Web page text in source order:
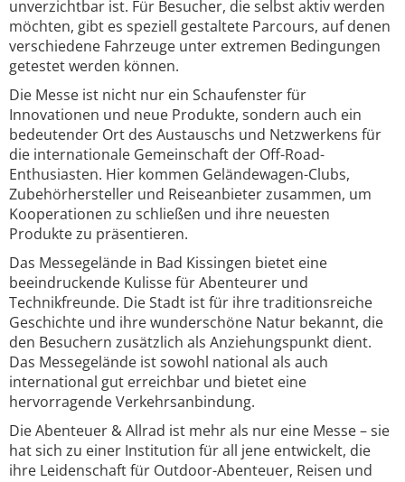
unverzichtbar ist. Für Besucher, die selbst aktiv werden
möchten, gibt es speziell gestaltete Parcours, auf denen
verschiedene Fahrzeuge unter extremen Bedingungen
getestet werden können.
Die Messe ist nicht nur ein Schaufenster für
Innovationen und neue Produkte, sondern auch ein
bedeutender Ort des Austauschs und Netzwerkens für
die internationale Gemeinschaft der Off-Road-
Enthusiasten. Hier kommen Geländewagen-Clubs,
Zubehörhersteller und Reiseanbieter zusammen, um
Kooperationen zu schließen und ihre neuesten
Produkte zu präsentieren.
Das Messegelände in Bad Kissingen bietet eine
beeindruckende Kulisse für Abenteurer und
Technikfreunde. Die Stadt ist für ihre traditionsreiche
Geschichte und ihre wunderschöne Natur bekannt, die
den Besuchern zusätzlich als Anziehungspunkt dient.
Das Messegelände ist sowohl national als auch
international gut erreichbar und bietet eine
hervorragende Verkehrsanbindung.
Die Abenteuer & Allrad ist mehr als nur eine Messe – sie
hat sich zu einer Institution für all jene entwickelt, die
ihre Leidenschaft für Outdoor-Abenteuer, Reisen und